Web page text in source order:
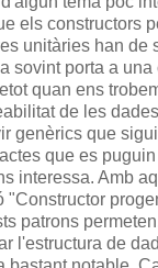
els constructors
unitàries han de
sovint porta a
quan ens
de les
genèrics que
que es puguin
interessa. Amb
"Constructor
patrons
l'estructura de